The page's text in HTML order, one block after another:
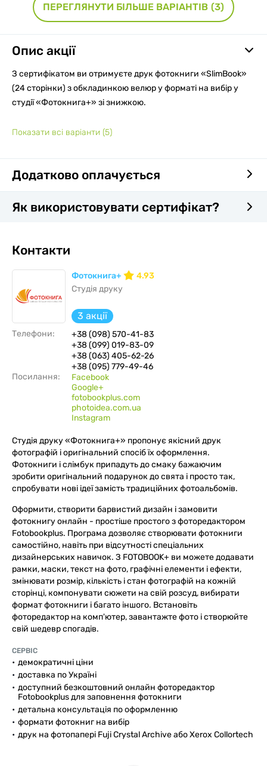
ПЕРЕГЛЯНУТИ БІЛЬШЕ ВАРІАНТІВ (3)
Опис акції
З сертифікатом ви отримуєте друк фотокниги «SlimBook»
(24 сторінки) з обкладинкою велюр у форматі на вибір у
студії «Фотокнига+» зі знижкою.
Показати всі варіанти (5)
Додатково оплачується
Як використовувати сертифікат?
Контакти
Фотокнига+
4.93
Студія друку
3 акції
Телефони:
+38 (098) 570-41-83
+38 (099) 019-83-09
+38 (063) 405-62-26
+38 (095) 779-49-46
Посилання:
Facebook
Google+
fotobookplus.com
photoidea.com.ua
Instagram
Студія друку «Фотокнига+» пропонує якісний друк
фотографій і оригінальний спосіб їх оформлення.
Фотокниги і слімбук припадуть до смаку бажаючим
зробити оригінальний подарунок до свята і просто так,
спробувати нові ідеї замість традиційних фотоальбомів.
Оформити, створити барвистий дизайн і замовити
фотокнигу онлайн - простіше простого з фоторедактором
Fotobookplus. Програма дозволяє створювати фотокниги
самостійно, навіть при відсутності спеціальних
дизайнерських навичок. З FOTOBOOK+ ви можете додавати
рамки, маски, текст на фото, графічні елементи і ефекти,
змінювати розмір, кількість і стан фотографій на кожній
сторінці, компонувати сюжети на свій розсуд, вибирати
формат фотокниги і багато іншого. Встановіть
фоторедактор на комп'ютер, завантажте фото і створюйте
свій шедевр спогадів.
CЕРВІС
демократичні ціни
доставка по Україні
доступний безкоштовний онлайн фоторедактор
Fotobookplus для заповнення фотокниги
детальна консультація по оформленню
формати фотокниг на вибір
друк на фотопапері Fuji Crystal Archive або Xerox Collortech